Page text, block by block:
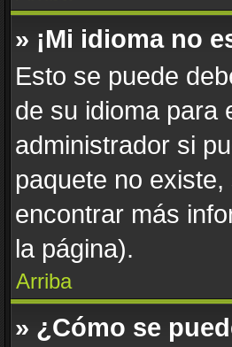
» ¡Mi idioma no
Esto se puede
de su idioma para
administrador si
paquete no
encontrar más
la página).
Arriba
» ¿Cómo se